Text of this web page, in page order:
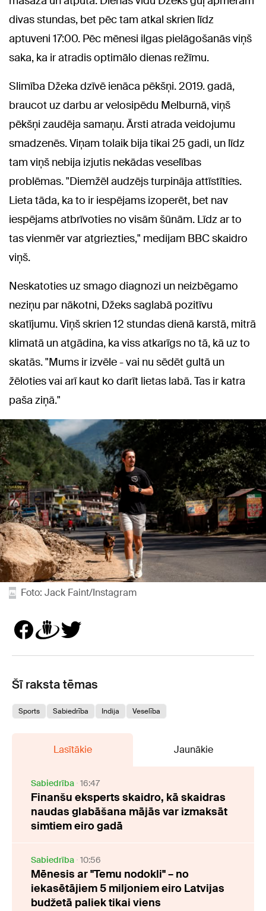
divas stundas, bet pēc tam atkal skrien līdz
aptuveni 17:00. Pēc mēnesi ilgas pielāgošanās viņš
saka, ka ir atradis optimālo dienas režīmu.
Slimība Džeka dzīvē ienāca pēkšņi. 2019. gadā,
braucot uz darbu ar velosipēdu Melburnā, viņš
pēkšņi zaudēja samaņu. Ārsti atrada veidojumu
smadzenēs. Viņam tolaik bija tikai 25 gadi, un līdz
tam viņš nebija izjutis nekādas veselības
problēmas. "Diemžēl audzējs turpināja attīstīties.
Lieta tāda, ka to ir iespējams izoperēt, bet nav
iespējams atbrīvoties no visām šūnām. Līdz ar to
tas vienmēr var atgriezties," medijam BBC skaidro
viņš.
Neskatoties uz smago diagnozi un neizbēgamo
neziņu par nākotni, Džeks saglabā pozitīvu
skatījumu. Viņš skrien 12 stundas dienā karstā, mitrā
klimatā un atgādina, ka viss atkarīgs no tā, kā uz to
skatās. "Mums ir izvēle - vai nu sēdēt gultā un
žēloties vai arī kaut ko darīt lietas labā. Tas ir katra
paša ziņā."
Foto: Jack Faint/Instagram
Šī raksta tēmas
Sports Sabiedrība Indija Veselība
Lasītākie Jaunākie
Sabiedrība 16:47
Finanšu eksperts skaidro, kā skaidras
naudas glabāšana mājās var izmaksāt
simtiem eiro gadā
Sabiedrība 10:56
Mēnesis ar "Temu nodokli" – no
iekasētājiem 5 miljoniem eiro Latvijas
budžetā paliek tikai viens